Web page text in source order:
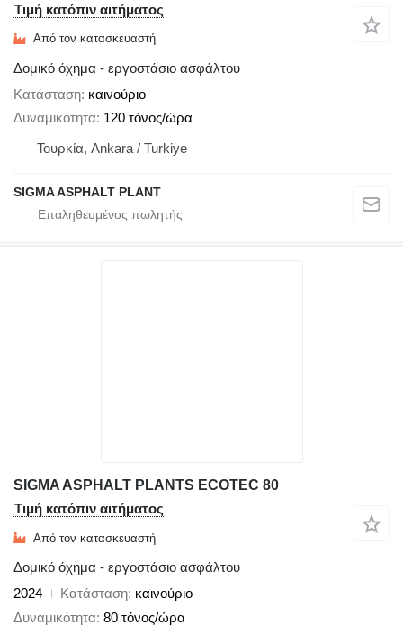
Τιμή κατόπιν αιτήματος
Από τον κατασκευαστή
Δομικό όχημα - εργοστάσιο ασφάλτου
Κατάσταση καινούριο
Δυναμικότητα 120 τόνος/ώρα
Τουρκία, Ankara / Turkiye
SIGMA ASPHALT PLANT
SIGMA ASPHALT PLANTS ECOTEC 80
Τιμή κατόπιν αιτήματος
Από τον κατασκευαστή
Δομικό όχημα - εργοστάσιο ασφάλτου
2024
Κατάσταση καινούριο
Δυναμικότητα 80 τόνος/ώρα